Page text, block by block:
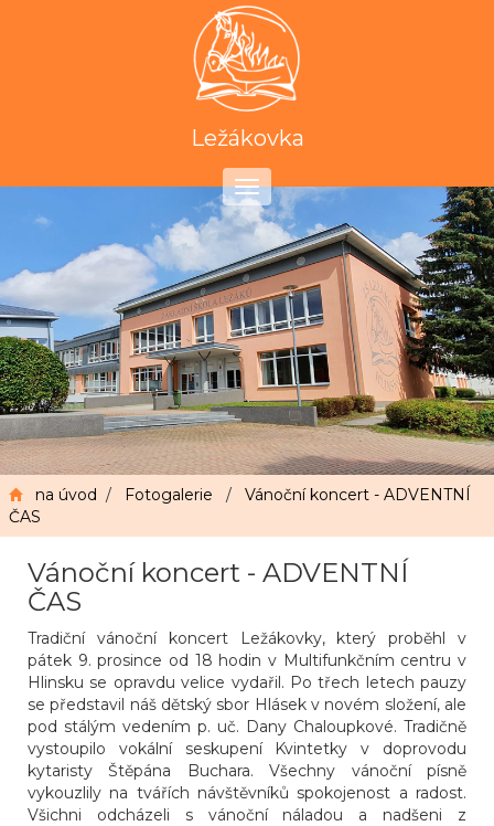
Ležákovka
Toggle
navigation
na úvod / Fotogalerie / Vánoční koncert - ADVENTNÍ
ČAS
Vánoční koncert - ADVENTNÍ
ČAS
Tradiční vánoční koncert Ležákovky, který proběhl v
pátek 9. prosince od 18 hodin v Multifunkčním centru v
Hlinsku se opravdu velice vydařil. Po třech letech pauzy
se představil náš dětský sbor Hlásek v novém složení, ale
pod stálým vedením p. uč. Dany Chaloupkové. Tradičně
vystoupilo vokální seskupení Kvintetky v doprovodu
kytaristy Štěpána Buchara. Všechny vánoční písně
vykouzlily na tvářích návštěvníků spokojenost a radost.
Všichni odcházeli s vánoční náladou a nadšeni z